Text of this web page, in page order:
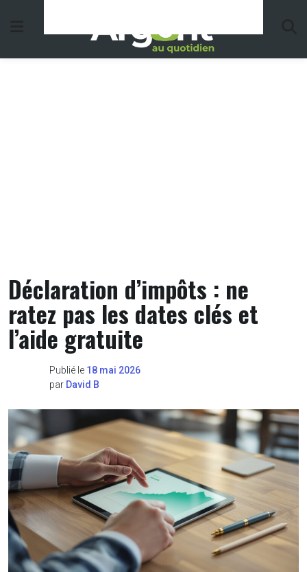
Déclaration d’impôts : ne
ratez pas les dates clés et
l’aide gratuite
Publié le 18 mai 2026
par David B